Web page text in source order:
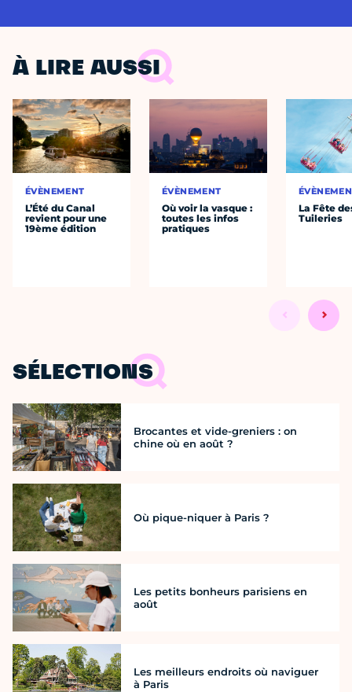
À LIRE AUSSI
ÉVÈNEMENT
L’Été du Canal
revient pour une
19ème édition
ÉVÈNEMENT
Où voir la vasque :
toutes les infos
pratiques
La Fête
Tuileries
SÉLECTIONS
Brocantes et vide-greniers : on
chine où en août ?
Où pique-niquer à Paris ?
Les petits bonheurs parisiens en
août
Les meilleurs endroits où naviguer
à Paris